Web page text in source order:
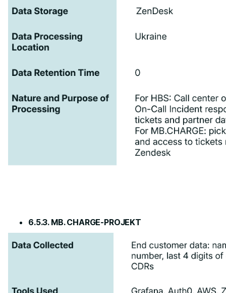
6.5.3. MB. CHARGE-PROJEKT